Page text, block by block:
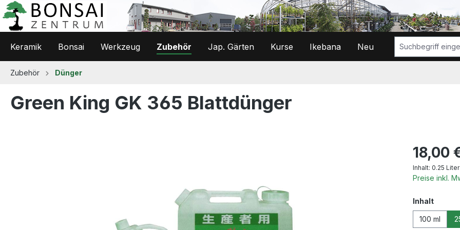
Hauptinhalt springen
Zur Suche springen
Zur Hauptnavigation springen
Keramik Bonsai Werkzeug Zubehör Jap. Gärten Kurse Ikebana Neu
Zubehör Dünger
Green King GK 365 Blattdünger
Regulärer
18,00
Inhalt: 0.25 Liter
Preise inkl.
Inhalt
100 ml